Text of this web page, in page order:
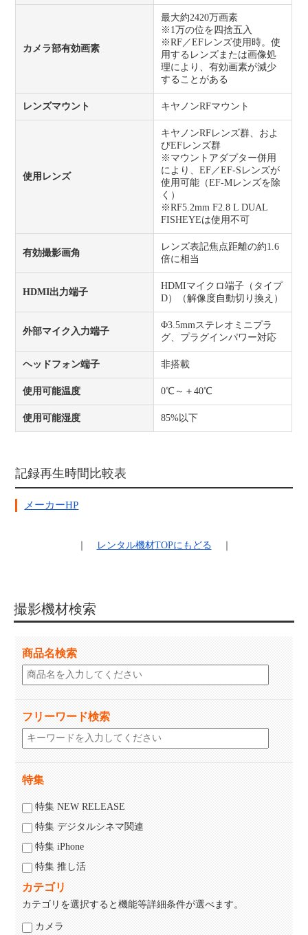
カメラ部有効画素
最大約2420万画素
※1万の位を四捨五入
※RF／EFレンズ使用時。使
用するレンズまたは画像処
理により、有効画素が減少
することがある
レンズマウント キヤノンRFマウント
使用レンズ
キヤノンRFレンズ群、およ
びEFレンズ群
※マウントアダプター併用
により、EF／EF-Sレンズが
使用可能（EF-Mレンズを除
く）
※RF5.2mm F2.8 L DUAL
FISHEYEは使用不可
有効撮影画角
レンズ表記焦点距離の約1.6
倍に相当
HDMI出力端子
HDMIマイクロ端子（タイプ
D）（解像度自動切り換え）
外部マイク入力端子
Φ3.5mmステレオミニプラ
グ、プラグインパワー対応
ヘッドフォン端子 非搭載
使用可能温度 0℃～＋40℃
使用可能湿度 85%以下
記録再生時間比較表
メーカーHP
レンタル機材TOPにもどる
撮影機材検索
商品名検索
フリーワード検索
特集
特集 NEW RELEASE
特集 デジタルシネマ関連
特集 iPhone
特集 推し活
カテゴリ
カテゴリを選択すると機能等詳細条件が選べます。
カメラ